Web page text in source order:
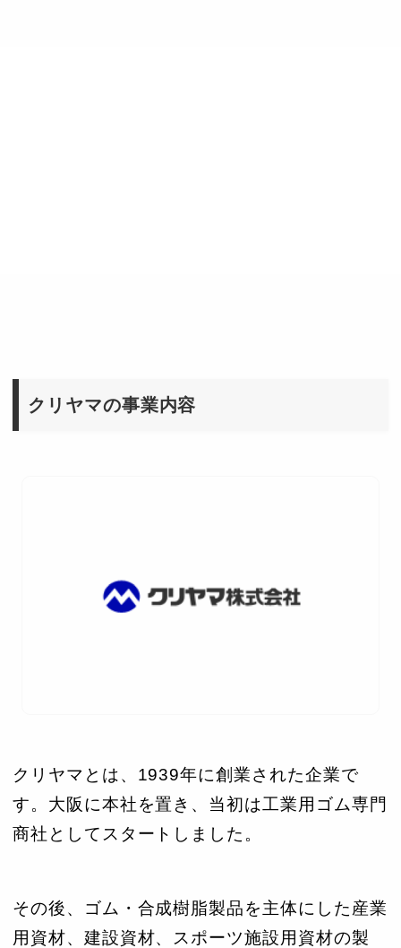
クリヤマの事業内容
クリヤマとは、1939年に創業された企業で
す。大阪に本社を置き、当初は工業用ゴム専門
商社としてスタートしました。
その後、ゴム・合成樹脂製品を主体にした産業
用資材、建設資材、スポーツ施設用資材の製